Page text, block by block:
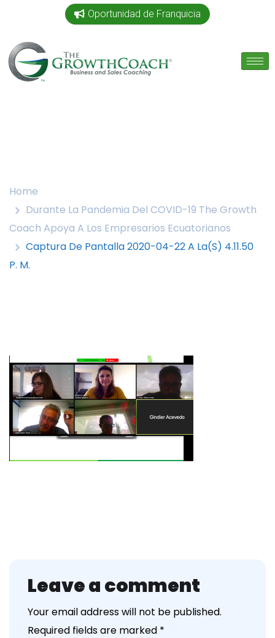
Oportunidad de Franquicia
Home
Durante La Pandemia Del COVID-19 The Growth
Coach Apoya A Los Empresarios Ecuatorianos
Captura De Pantalla 2020-04-22 A La(s) 4.11.50
P. M.
Leave a comment
Your email address will not be published.
Required fields are marked *